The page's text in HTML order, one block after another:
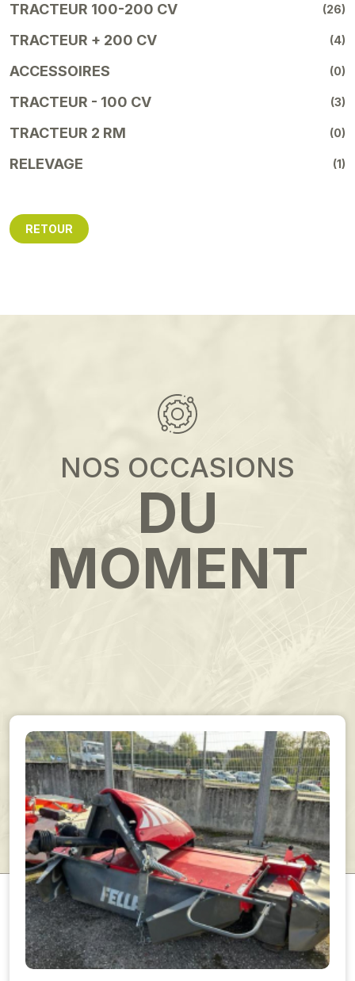
TRACTEUR 100-200 CV (26)
TRACTEUR + 200 CV (4)
ACCESSOIRES (0)
TRACTEUR - 100 CV (3)
TRACTEUR 2 RM (0)
RELEVAGE (1)
RETOUR
NOS OCCASIONS
DU
MOMENT